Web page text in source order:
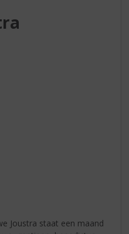
Joustra staat een maand